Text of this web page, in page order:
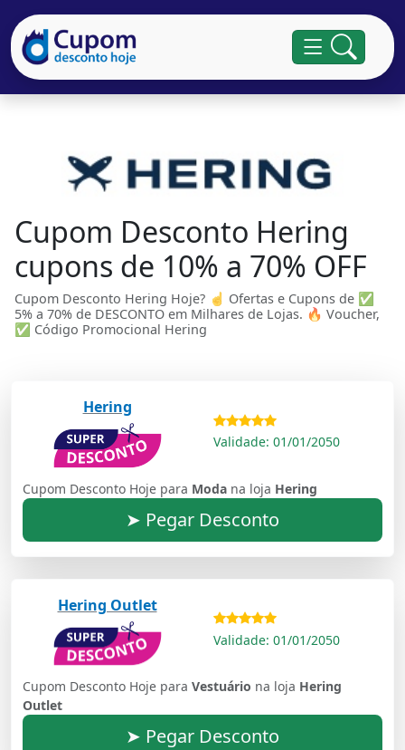
Cupom Desconto Hering
cupons de 10% a 70% OFF
Cupom Desconto Hering Hoje? ☝ Ofertas e Cupons de ✅
5% a 70% de DESCONTO em Milhares de Lojas. 🔥 Voucher,
✅ Código Promocional Hering
Hering
Validade: 01/01/2050
Cupom Desconto Hoje para Moda na loja Hering
➤ Pegar Desconto
Hering Outlet
Validade: 01/01/2050
Cupom Desconto Hoje para Vestuário na loja Hering
Outlet
➤ Pegar Desconto